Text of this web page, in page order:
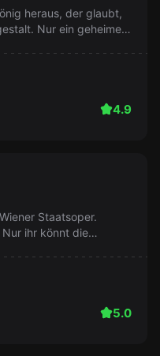
heraus, der glaubt,
Nur ein geheimer
4.9
Staatsoper.
ihr könnt die
5.0